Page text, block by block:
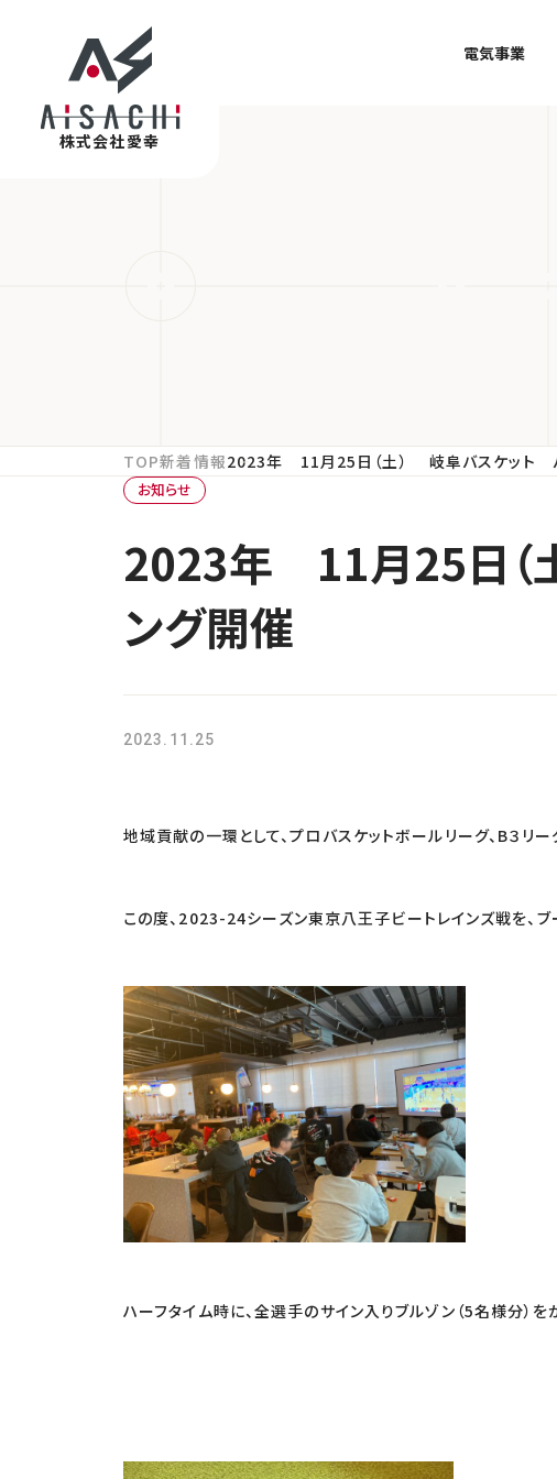
株式会社愛幸
電気事業
TOP新着情報2023年 11月25日（土） 岐阜バスケット パ
お知らせ
2023年 11月25日（
ング開催
2023.11.25
地域貢献の一環として、プロバスケットボールリーグ、B３リ
この度、2023-24シーズン東京八王子ビートレインズ戦を、
ハーフタイム時に、全選手のサイン入りブルゾン（5名様分）